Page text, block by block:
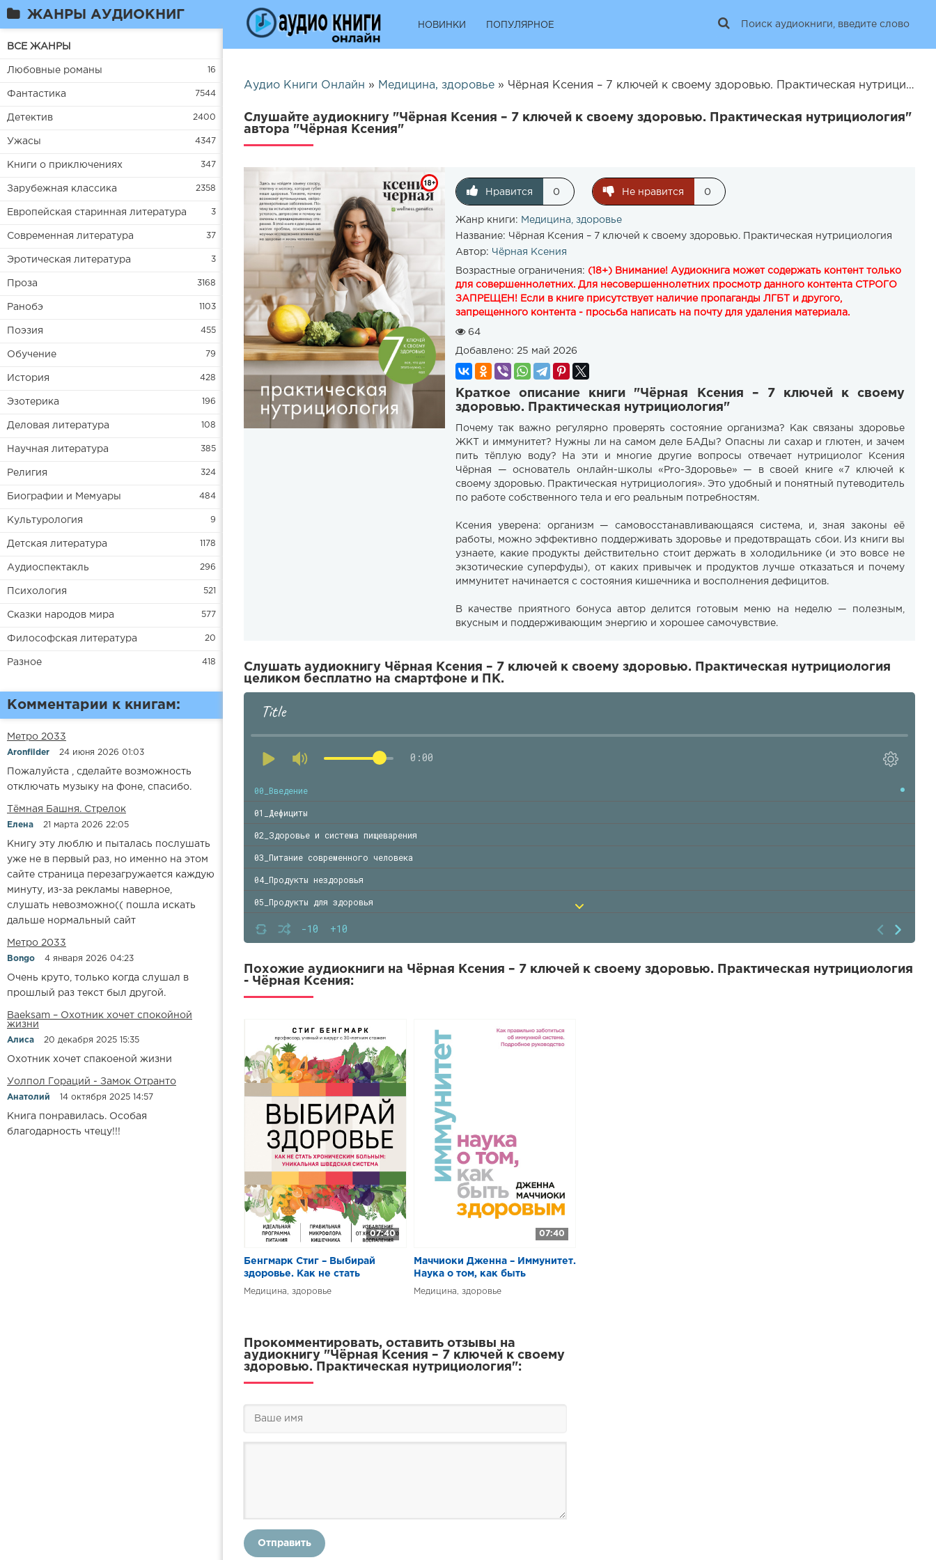
ЖАНРЫ АУДИОКНИГ
ВСЕ ЖАНРЫ
Любовные романы 16
Фантастика 7544
Детектив 2400
Ужасы 4347
Книги о приключениях 347
Зарубежная классика 2358
Европейская старинная литература 3
Современная литература 37
Эротическая литература 3
Проза 3168
Ранобэ 1103
Поэзия 455
Обучение 79
История 428
Эзотерика 196
Деловая литература 108
Научная литература 385
Религия 324
Биографии и Мемуары 484
Культурология 9
Детская литература 1178
Аудиоспектакль 296
Психология 521
Сказки народов мира 577
Философская литература 20
Разное 418
Комментарии к книгам:
Метро 2033
Aronfilder 24 июня 2026 01:03
Пожалуйста , сделайте возможность
отключать музыку на фоне, спасибо.
​​Тёмная Башня. Стрелок
Елена 21 марта 2026 22:05
Книгу эту люблю и пыталась послушать
уже не в первый раз, но именно на этом
сайте страница перезагружается каждую
минуту, из-за рекламы наверное,
слушать невозможно(( пошла искать
дальше нормальный сайт
Метро 2033
Bongo 4 января 2026 04:23
Очень круто, только когда слушал в
прошлый раз текст был другой.
Baeksam – Охотник хочет спокойной
жизни
Алиса 20 декабря 2025 15:35
Охотник хочет спакоеной жизни
Уолпол Гораций - Замок Отранто
Анатолий 14 октября 2025 14:57
Книга понравилась. Особая
благодарность чтецу!!!
НОВИНКИ ПОПУЛЯРНОЕ
Аудио Книги Онлайн » Медицина, здоровье » Чёрная Ксения – 7 ключей к своему здоровью. Практическая нутрициология | 25846
Слушайте аудиокнигу "Чёрная Ксения – 7 ключей к своему здоровью. Практическая нутрициология"
автора "Чёрная Ксения"
Нравится 0 Не нравится 0
Жанр книги: Медицина, здоровье
Название: Чёрная Ксения – 7 ключей к своему здоровью. Практическая нутрициология
Автор: Чёрная Ксения
Возрастные ограничения: (18+) Внимание! Аудиокнига может содержать контент только
для совершеннолетних. Для несовершеннолетних просмотр данного контента СТРОГО
ЗАПРЕЩЕН! Если в книге присутствует наличие пропаганды ЛГБТ и другого,
запрещенного контента - просьба написать на почту для удаления материала.
64
Добавлено: 25 май 2026
Краткое описание книги "Чёрная Ксения – 7 ключей к своему
здоровью. Практическая нутрициология"
Почему так важно регулярно проверять состояние организма? Как связаны здоровье
ЖКТ и иммунитет? Нужны ли на самом деле БАДы? Опасны ли сахар и глютен, и зачем
пить тёплую воду? На эти и многие другие вопросы отвечает нутрициолог Ксения
Чёрная — основатель онлайн-школы «Pro-Здоровье» — в своей книге «7 ключей к
своему здоровью. Практическая нутрициология». Это удобный и понятный путеводитель
по работе собственного тела и его реальным потребностям.
Ксения уверена: организм — самовосстанавливающаяся система, и, зная законы её
работы, можно эффективно поддерживать здоровье и предотвращать сбои. Из книги вы
узнаете, какие продукты действительно стоит держать в холодильнике (и это вовсе не
экзотические суперфуды), от каких привычек и продуктов лучше отказаться и почему
иммунитет начинается с состояния кишечника и восполнения дефицитов.
В качестве приятного бонуса автор делится готовым меню на неделю — полезным,
вкусным и поддерживающим энергию и хорошее самочувствие.
Слушать аудиокнигу Чёрная Ксения – 7 ключей к своему здоровью. Практическая нутрициология
целиком бесплатно на смартфоне и ПК.
Title
0:00
-10 +10
00_Введение
01_Дефициты
02_Здоровье и система пищеварения
03_Питание современного человека
04_Продукты нездоровья
05_Продукты для здоровья
06_Витамины и минеральные вещества
07_Базовые условия восстановления организма
08_Заключение
Похожие аудиокниги на Чёрная Ксения – 7 ключей к своему здоровью. Практическая нутрициология
- Чёрная Ксения:
07:40
Бенгмарк Стиг – Выбирай
здоровье. Как не стать
хроническим больным:
Медицина, здоровье
07:40
Маччиоки Дженна – Иммунитет.
Наука о том, как быть
здоровым
Медицина, здоровье
Прокомментировать, оставить отзывы на
аудиокнигу "Чёрная Ксения – 7 ключей к своему
здоровью. Практическая нутрициология":
Отправить